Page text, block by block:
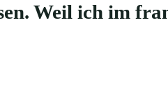
Weil ich im